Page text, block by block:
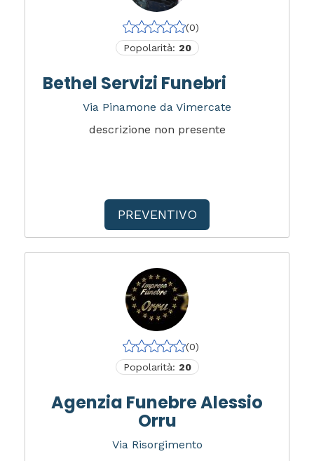
(0)
Popolarità: 20
Bethel Servizi Funebri
Via Pinamone da Vimercate
descrizione non presente
PREVENTIVO
(0)
Popolarità: 20
Agenzia Funebre Alessio
Orru
Via Risorgimento